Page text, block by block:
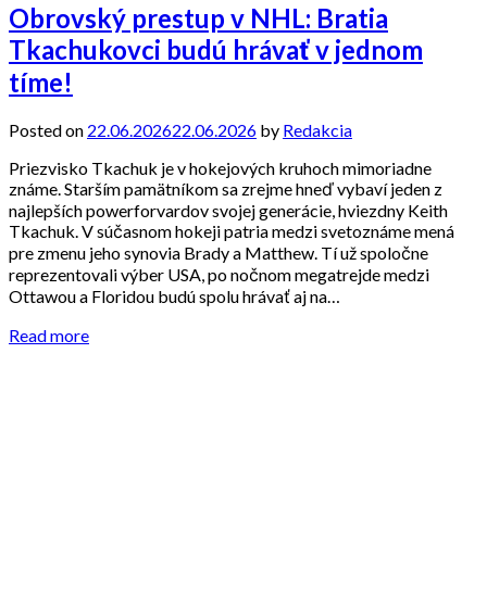
Obrovský prestup v NHL: Bratia
Tkachukovci budú hrávať v jednom
tíme!
Posted on 22.06.202622.06.2026 by Redakcia
Priezvisko Tkachuk je v hokejových kruhoch mimoriadne
známe. Starším pamätníkom sa zrejme hneď vybaví jeden z
najlepších powerforvardov svojej generácie, hviezdny Keith
Tkachuk. V súčasnom hokeji patria medzi svetoznáme mená
pre zmenu jeho synovia Brady a Matthew. Tí už spoločne
reprezentovali výber USA, po nočnom megatrejde medzi
Ottawou a Floridou budú spolu hrávať aj na…
Read more